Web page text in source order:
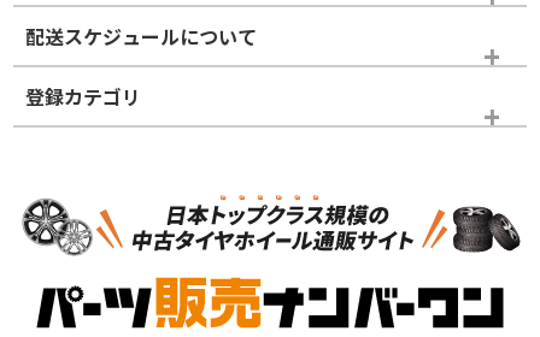
※商品ランクは出品者の主観により判断しておりますので、あら
かじめご了承ください。
ホイールランク
S
品）
S
新車外し品（新古
付き
配送スケジュールについて
登録カテゴリ
タイヤホイールセット